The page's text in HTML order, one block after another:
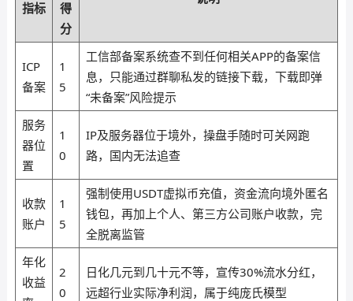
指标
得
分
ICP
备案
1
5
工信部备案系统查不到任何相关APP的备案信
息，只能通过群聊私发的链接下载，下载即弹
“未备案”风险提示
服务
器位
置
1
0
IP及服务器位于境外，操盘手随时可关网跑
路，国内无法追查
收款
账户
1
5
强制使用USDT虚拟币充值，资金流向境外匿名
钱包，再加上个人、第三方公司账户收款，完
全脱离监管
年化
收益
2
0
日化几元到几十元不等，宣传30%流水分红，
远超行业实际净利润，属于纯庞氏模型